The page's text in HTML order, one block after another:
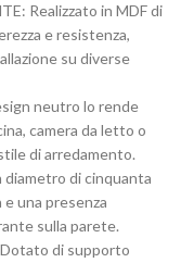
Realizzato in MDF di
e resistenza,
su diverse
neutro lo rende
camera da letto o
di arredamento.
di cinquanta
una presenza
sulla parete.
di supporto